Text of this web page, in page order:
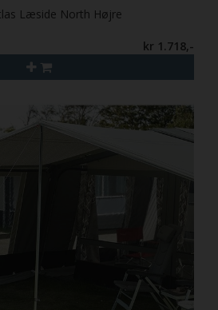
Læside North Højre
kr 1.718,-